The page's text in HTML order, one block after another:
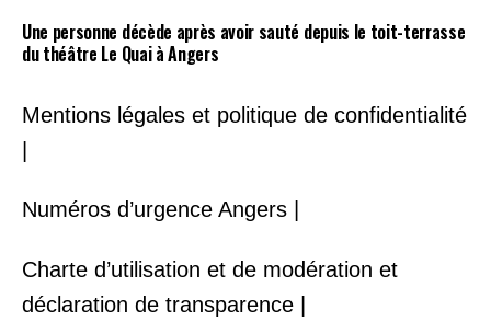
Une personne décède après avoir sauté depuis le toit-terrasse
du théâtre Le Quai à Angers
Mentions légales et politique de confidentialité
Numéros d’urgence Angers |
Charte d’utilisation et de modération et
déclaration de transparence |